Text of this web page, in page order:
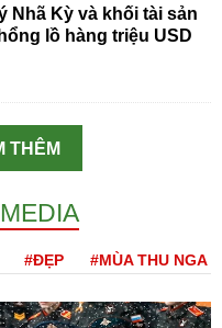
Nhã Kỳ và khối tài sản
lồ hàng triệu USD
THÊM
#ĐẸP #MÙA THU NGA